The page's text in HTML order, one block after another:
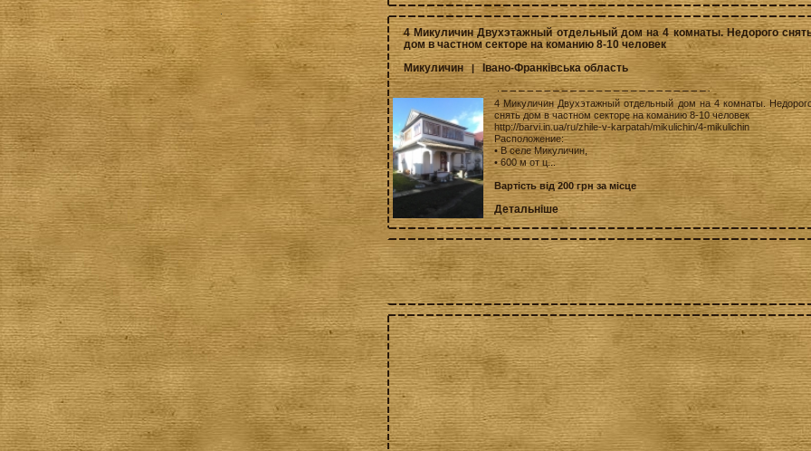
4 Микуличин Двухэтажный отдельный дом на 4 комнаты. Недорого
дом в частном секторе на команию 8-10 человек
Микуличин |Івано-Франківська область
4 Микуличин Двухэтажный отдельный дом на 4 комнаты.
снять дом в частном секторе на команию 8-10 человек
http://barvi.in.ua/ru/zhile-v-karpatah/mikulichin/4-mikulichin
Расположение:
• В селе Микуличин,
• 600 м от ц...
Вартість від 200 грн за місце
Детальніше